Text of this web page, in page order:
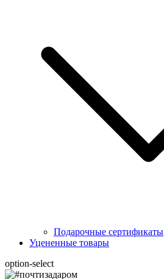
Подарочные сертификаты
Уцененные товары
option-select